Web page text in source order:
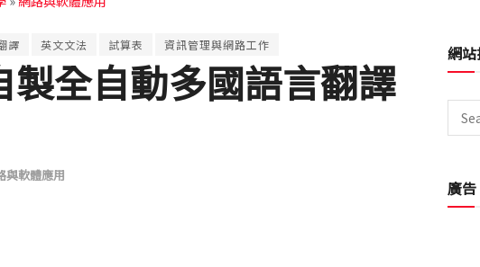
譯 英文文法 試算表 資訊管理與網路工作
全自動多國語言翻譯
與軟體應用
網
廣告